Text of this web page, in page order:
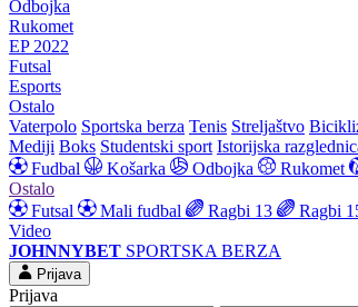
Odbojka
Rukomet
EP 2022
Futsal
Esports
Ostalo
Vaterpolo Sportska berza Tenis Streljaštvo
Mediji Boks Studentski sport Istorijska
Fudbal
Košarka Odbojka Rukomet
Ostalo
Futsal
Mali fudbal Ragbi 13 Ragbi
Video
JOHNNYBET SPORTSKA BERZA
Prijava
Prijava